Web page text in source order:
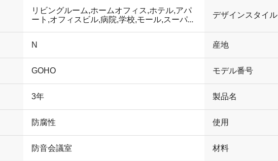
リビングルーム,ホームオフィス,ホテル,アパ
ート,オフィスビル,病院,学校,モール,スーパー
デザインスタイル
N 産地
GOHO モデル番号
3年 製品名
防腐性 使用
防音会議室 材料